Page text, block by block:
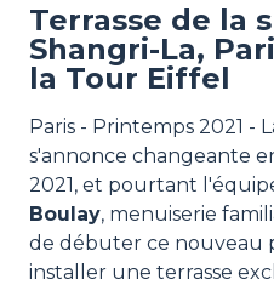
Terrasse de la
Shangri-La,
la Tour Eiffel
Paris - Printemps 2021 -
s'annonce changeante
2021, et pourtant
Boulay, menuiserie
de débuter ce nouveau
installer une terrasse